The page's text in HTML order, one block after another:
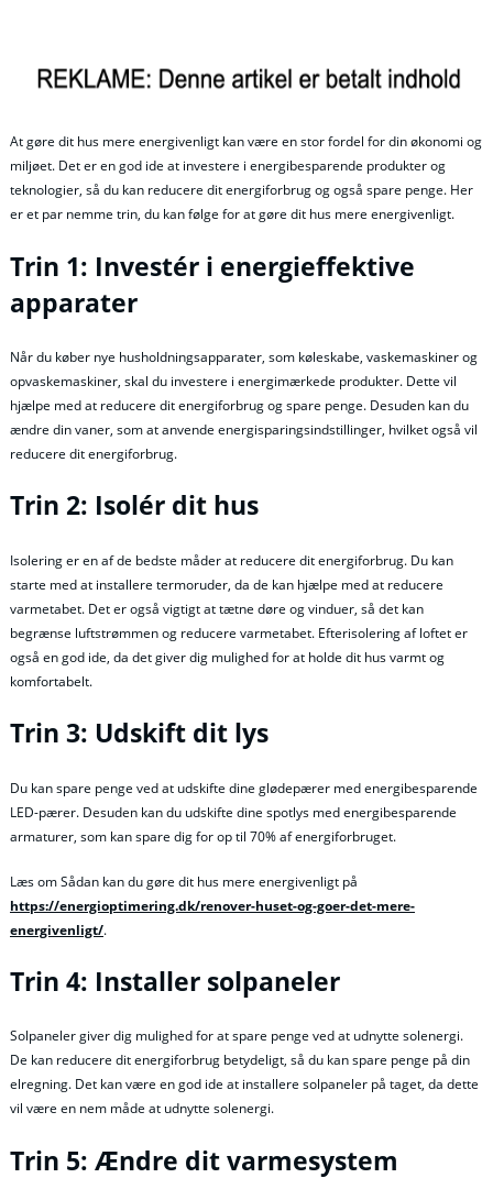
At gøre dit hus mere energivenligt kan være en stor fordel for din økonomi og
miljøet. Det er en god ide at investere i energibesparende produkter og
teknologier, så du kan reducere dit energiforbrug og også spare penge. Her
er et par nemme trin, du kan følge for at gøre dit hus mere energivenligt.
Trin 1: Investér i energieffektive
apparater
Når du køber nye husholdningsapparater, som køleskabe, vaskemaskiner og
opvaskemaskiner, skal du investere i energimærkede produkter. Dette vil
hjælpe med at reducere dit energiforbrug og spare penge. Desuden kan du
ændre din vaner, som at anvende energisparingsindstillinger, hvilket også vil
reducere dit energiforbrug.
Trin 2: Isolér dit hus
Isolering er en af ​​de bedste måder at reducere dit energiforbrug. Du kan
starte med at installere termoruder, da de kan hjælpe med at reducere
varmetabet. Det er også vigtigt at tætne døre og vinduer, så det kan
begrænse luftstrømmen og reducere varmetabet. Efterisolering af loftet er
også en god ide, da det giver dig mulighed for at holde dit hus varmt og
komfortabelt.
Trin 3: Udskift dit lys
Du kan spare penge ved at udskifte dine glødepærer med energibesparende
LED-pærer. Desuden kan du udskifte dine spotlys med energibesparende
armaturer, som kan spare dig for op til 70% af energiforbruget.
Læs om Sådan kan du gøre dit hus mere energivenligt på
https://energioptimering.dk/renover-huset-og-goer-det-mere-
energivenligt/.
Trin 4: Installer solpaneler
Solpaneler giver dig mulighed for at spare penge ved at udnytte solenergi.
De kan reducere dit energiforbrug betydeligt, så du kan spare penge på din
elregning. Det kan være en god ide at installere solpaneler på taget, da dette
vil være en nem måde at udnytte solenergi.
Trin 5: Ændre dit varmesystem